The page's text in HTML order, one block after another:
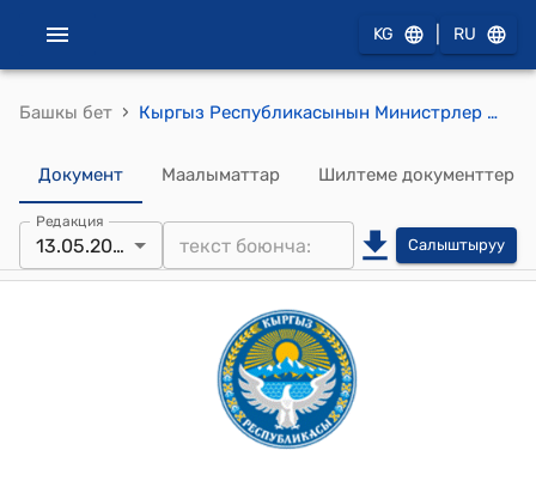
KG RU
Башкы бет › Кыргыз Республикасынын Министрлер Кабинетинин 2025-жылдын 13-майы № 252 "Кыргыз Республикасынын Чүй облусунун Ысык-Ата районунун Ак-Кудук айыл аймагында жайгашкан жерлерди "Айыл чарба багытындагы жерлер" категориясынан "Өнөр жайынын, транспорттун, байланыштын, энергетиканын, коргонуунун жерлери жана башка багыттагы жерлер" категориясына которуу (трансформациялоо) жөнүндө" токтому
Документ Маалыматтар Шилтеме документтер
Редакция
13.05.2025 Салыштыруу